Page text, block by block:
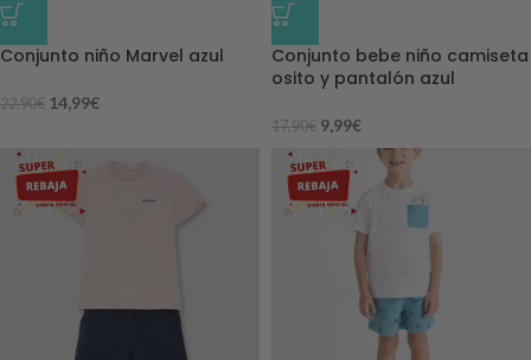
-35%
Conjunto niño Marvel azul
22,90€ 14,99€
-44%
Conjunto bebe niño camiseta
osito y pantalón azul
17,90€ 9,99€